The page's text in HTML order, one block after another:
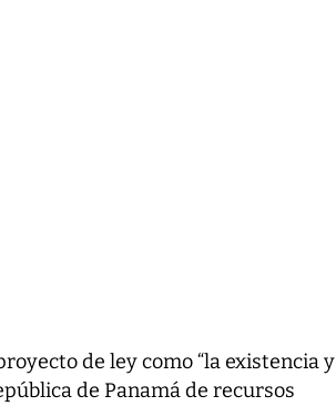
de ley como “la existencia y
de Panamá de recursos